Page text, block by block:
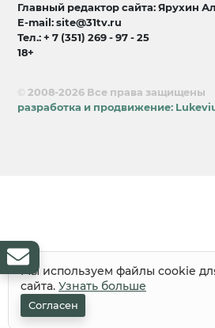
Главный редактор сайта: Ярухин
E-mail: site@31tv.ru
Тел.: + 7 (351) 269 - 97 - 25
18+
© 2008-2026 Все права защищены
разработка и продвижение:
Мы используем файлы cookie
сайта. Узнать больше
Согласен